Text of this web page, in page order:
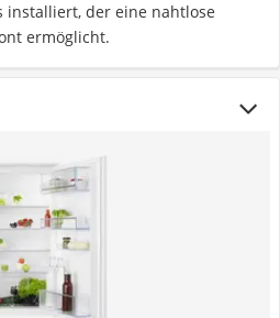
installiert, der eine nahtlose
ermöglicht.